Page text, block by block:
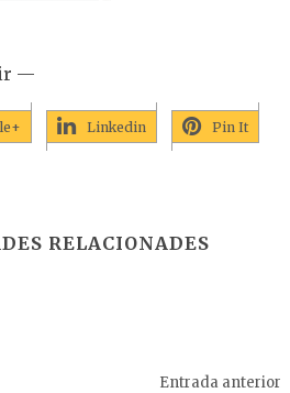
—
Linkedin Pin It
RELACIONADES
Entrada anterior